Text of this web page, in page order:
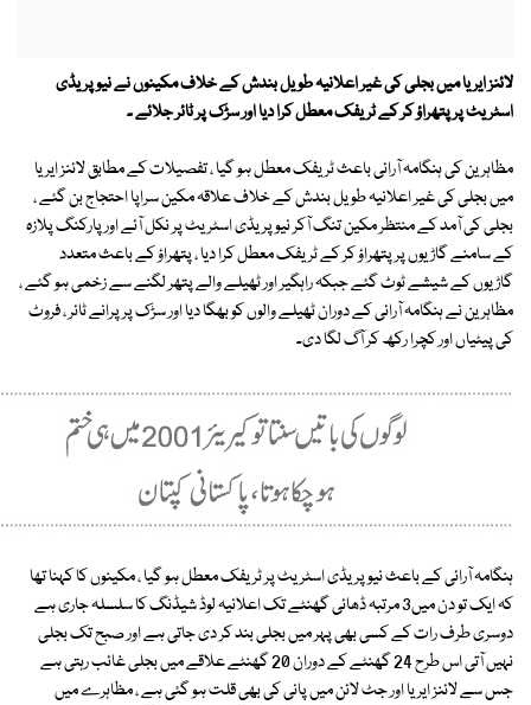
لائنز ایریا میں بجلی کی غیر اعلانیہ طویل بندش کے خلاف مکینوں نے نیو پریڈی
اسٹریٹ پر پتھراؤ کر کے ٹریفک معطل کرا دیا اور سڑک پر ٹائر جلائے ۔
مظاہرین کی ہنگامہ آرائی باعث ٹریفک معطل ہو گیا ، تفصیلات کے مطابق لائنز ایریا
میں بجلی کی غیر اعلانیہ طویل بندش کے خلاف علاقہ مکین سراپا احتجاج بن گئے ،
بجلی کی آمد کے منتظر مکین تنگ آکر نیو پریڈی اسٹریٹ پر نکل آئے اور پارکنگ پلازہ
کے سامنے گاڑیوں پر پتھراؤ کر کے ٹریفک معطل کرا دیا ، پتھراؤ کے باعث متعدد
گاڑیوں کے شیشے ٹوٹ گئے جبکہ راہگیر اور ٹھیلے والے پتھر لگنے سے زخمی ہو گئے ،
مظاہرین نے ہنگامہ آرائی کے دوران ٹھیلے والوں کو بھگا دیا اور سڑک پر پرانے ٹائر ، فروٹ
کی پیٹیاں اور کچرا رکھ کر آگ لگا دی۔
ہنگامہ آرائی کے باعث نیو پریڈی اسٹریٹ پر ٹریفک معطل ہو گیا ، مکینوں کا کہنا تھا
کہ ایک تو دن میں3 مرتبہ ڈھائی گھنٹے تک اعلانیہ لوڈ شیڈنگ کا سلسلہ جاری ہے
دوسری طرف رات کے کسی بھی پہر میں بجلی بند کر دی جاتی ہے اور صبح تک بجلی
نہیں آتی اس طرح 24 گھنٹے کے دوران 20 گھنٹے علاقے میں بجلی غائب رہتی ہے
جس سے لائنز ایریا اور جٹ لائن میں پانی کی بھی قلت ہو گئی ہے ، مظاہرے میں